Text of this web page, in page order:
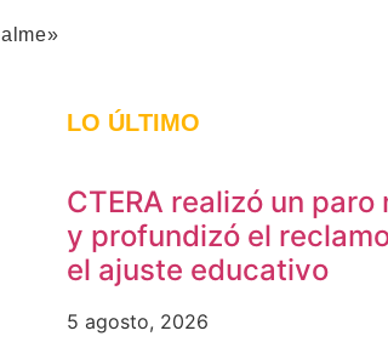
LO ÚLTIMO
CTERA realizó un paro
y profundizó el
el ajuste educativo
5 agosto, 2026